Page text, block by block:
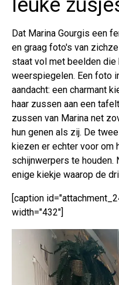
Dat Marina Gourgis een
en graag foto's van
staat vol met beelden die
weerspiegelen. Een foto
aandacht: een charmant
haar zussen aan een
zussen van Marina net
hun genen als zij. De
kiezen er echter voor om
schijnwerpers te houden.
enige kiekje waarop de
[caption
width="432"]